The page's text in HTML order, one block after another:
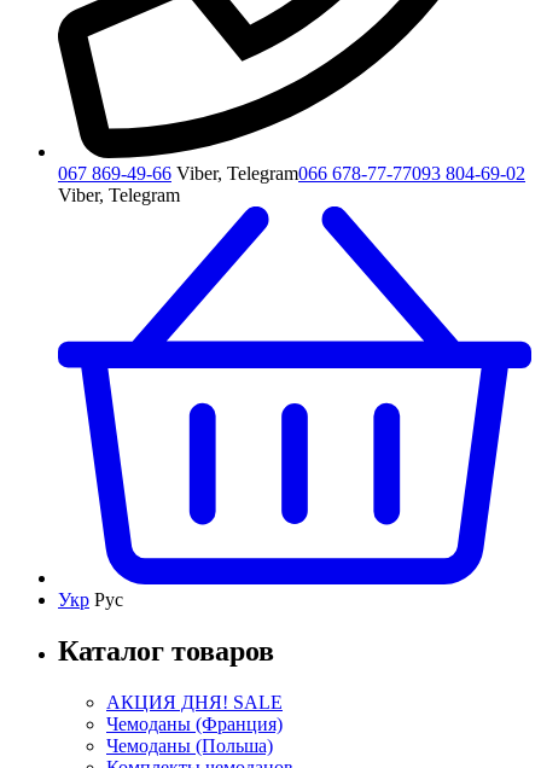
067 869-49-66 Viber, Telegram066 678-77-77093 804-69-02
Viber, Telegram
Укр Рус
Каталог товаров
АКЦИЯ ДНЯ! SALE
Чемоданы (Франция)
Чемоданы (Польша)